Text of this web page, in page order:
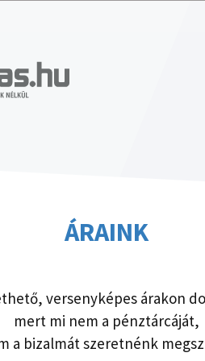
ÁRAINK
versenyképes árakon
mert mi nem a pénztárcáját,
a bizalmát szeretnénk